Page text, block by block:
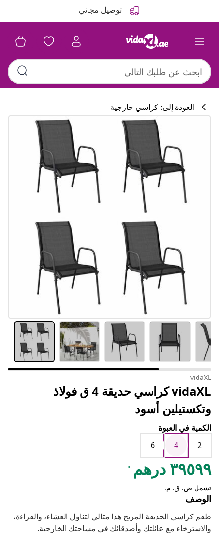
توصيل مجاني
تشكيلة المطبخ
العودة إلى: كراسي خارجية
vidaXL
vidaXL كراسي حديقة 4 ق فولاذ
وتكستيلين أسود
الكمية في العبوة
2
4
6
٣٩٥٩٩ درهم .
تشمل ض. ق. م.
الوصف
طقم كراسي الحديقة المريح هذا مثالي لتناول العشاء، والقراءة،
والاسترخاء مع عائلتك وأصدقائك في مساحتك الخارجية.